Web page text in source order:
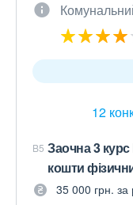
12
B5 Заочна 3
кошти
35 000 грн. за